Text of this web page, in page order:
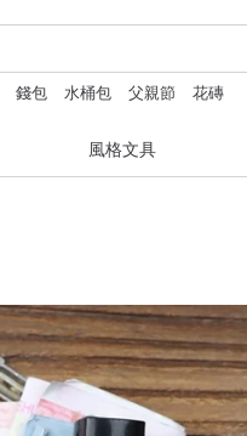
錢包 水桶包 父親節 花磚
風格文具